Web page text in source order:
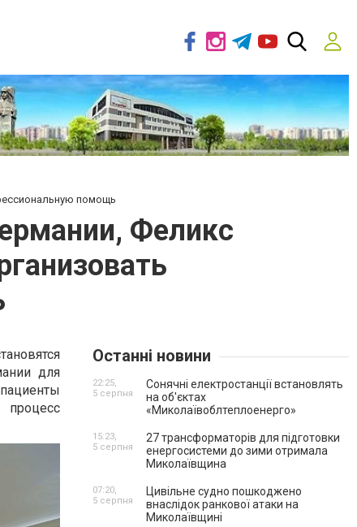
помощь
Феликс
для
процесс
Останні новини
Сонячні електростанції встановлять
на об'єктах
«Миколаївоблтеплоенерго»
22:25,
5 серпня
27 трансформаторів для підготовки
енергосистеми до зими отримала
Миколаївщина
15:23,
5 серпня
Цивільне судно пошкоджено
внаслідок ранкової атаки на
Миколаївщині
07:20,
5 серпня